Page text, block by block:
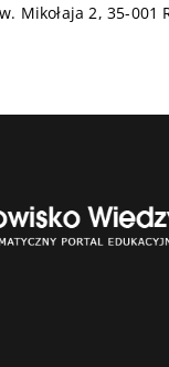
Mikołaja 2, 35-001